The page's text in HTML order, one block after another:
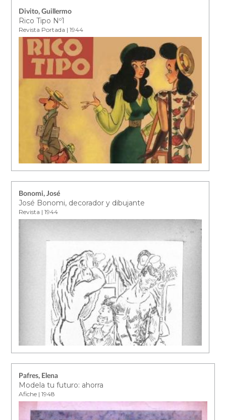
Divito, Guillermo
Rico Tipo Nº1
Revista Portada | 1944
Bonomi, José
José Bonomi, decorador y dibujante
Revista | 1944
Pafres, Elena
Modela tu futuro: ahorra
Afiche | 1948